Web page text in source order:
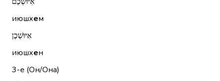
июшхем
אִיּוּשְׁכֶן
июшхен
3-е (Он/Она)